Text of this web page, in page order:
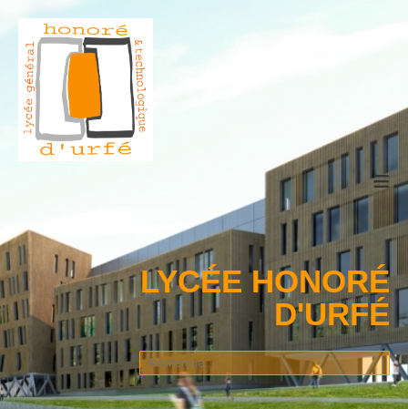
≡
LYCÉE HONORÉ
D'URFÉ